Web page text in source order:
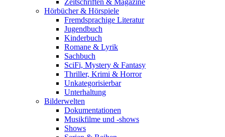
Zeitschriften & Magazine
Hörbücher & Hörspiele
Fremdsprachige Literatur
Jugendbuch
Kinderbuch
Romane & Lyrik
Sachbuch
SciFi, Mystery & Fantasy
Thriller, Krimi & Horror
Unkategorisierbar
Unterhaltung
Bilderwelten
Dokumentationen
Musikfilme und -shows
Shows